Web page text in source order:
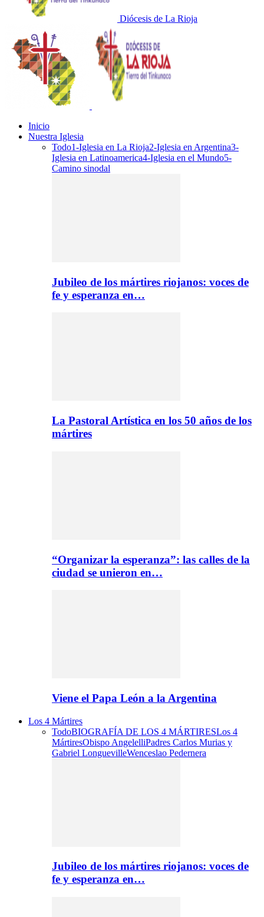
Diócesis de La Rioja
Inicio
Nuestra Iglesia
Todo1-Iglesia en La Rioja2-Iglesia en Argentina3-
Iglesia en Latinoamerica4-Iglesia en el Mundo5-
Camino sinodal
Jubileo de los mártires riojanos: voces de
fe y esperanza en…
La Pastoral Artística en los 50 años de los
mártires
“Organizar la esperanza”: las calles de la
ciudad se unieron en…
Viene el Papa León a la Argentina
Los 4 Mártires
TodoBIOGRAFÍA DE LOS 4 MÁRTIRESLos 4
MártiresObispo AngelelliPadres Carlos Murias y
Gabriel LonguevilleWenceslao Pedernera
Jubileo de los mártires riojanos: voces de
fe y esperanza en…